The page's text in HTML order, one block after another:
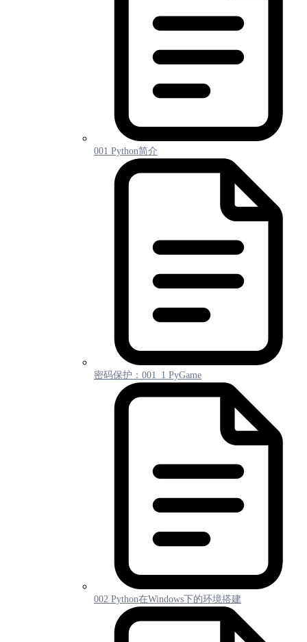
001 Python简介
密码保护：001_1 PyGame
002 Python在Windows下的环境搭建